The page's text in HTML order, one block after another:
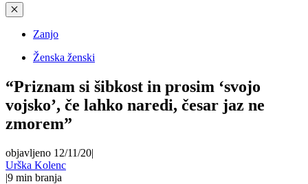
✕
Zanjo
Ženska ženski
“Priznam si šibkost in prosim ‘svojo
vojsko’, če lahko naredi, česar jaz ne
zmorem”
objavljeno 12/11/20|
Urška Kolenc
|9 min branja